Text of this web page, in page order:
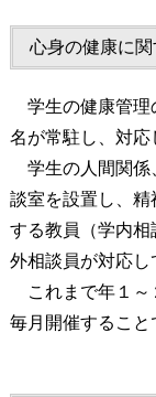
心身の健康に
学生の健康管理
名が常駐し、対応
学生の人間関係
談室を設置し、
する教員（学内
外相談員が対応し
これまで年１～
毎月開催すること